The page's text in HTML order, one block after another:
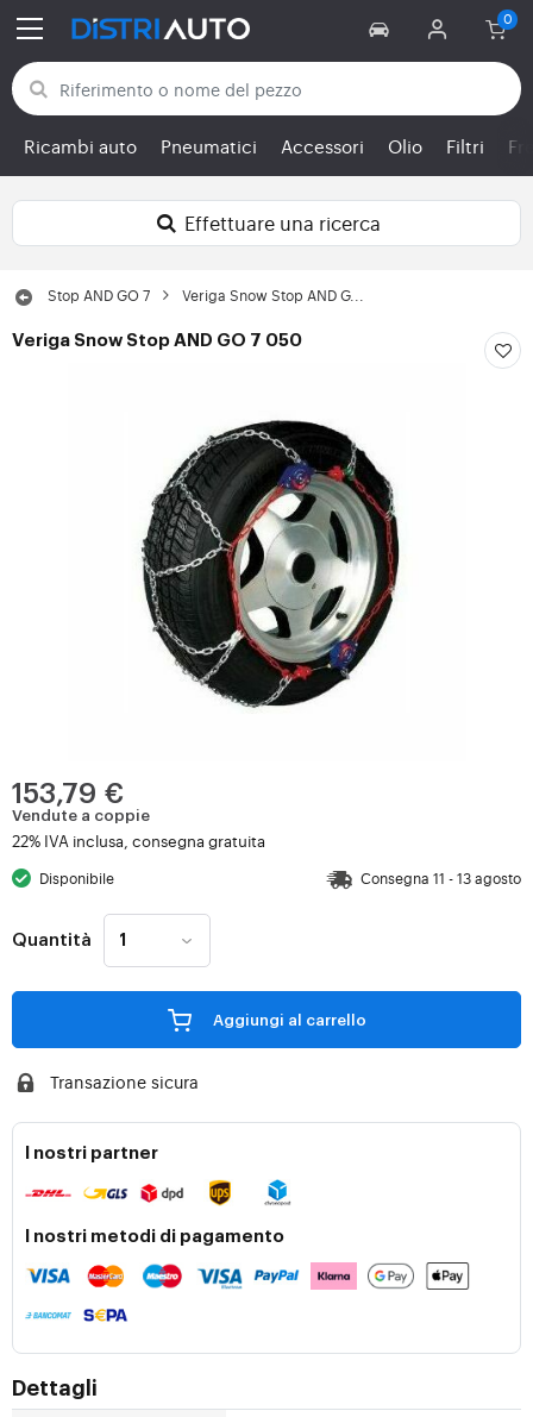
Torna alle categorie
Ricambi auto Pneumatici Accessori Olio Filtri
Effettuare una ricerca
Stop AND GO 7 Veriga Snow Stop AND G...
Veriga Snow Stop AND GO 7 050
153,79 €
Vendute a coppie
22% IVA inclusa, consegna gratuita
Disponibile Consegna 11 - 13 agosto
Quantità
Aggiungi al carrello
Transazione sicura
I nostri partner
I nostri metodi di pagamento
Dettagli